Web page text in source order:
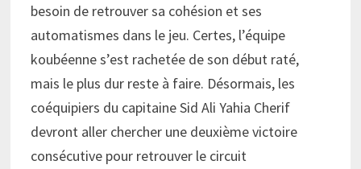
besoin de retrouver sa cohésion et ses
automatismes dans le jeu. Certes, l’équipe
koubéenne s’est rachetée de son début raté,
mais le plus dur reste à faire. Désormais, les
coéquipiers du capitaine Sid Ali Yahia Cherif
devront aller chercher une deuxième victoire
consécutive pour retrouver le circuit